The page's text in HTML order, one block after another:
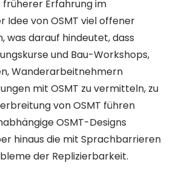
Erfahrung im
Idee von OSMT viel offener
was darauf hindeutet, dass
und Bau-Workshops,
Wanderarbeitnehmern
mit OSMT zu vermitteln, zu
von OSMT führen
OSMT-Designs
hinaus die mit Sprachbarrieren
der Replizierbarkeit.